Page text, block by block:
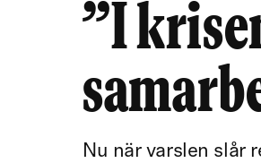
”I
Nu när varslen slår